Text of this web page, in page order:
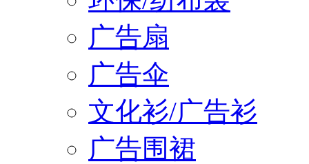
广告扇
广告伞
文化衫/广告衫
广告围裙